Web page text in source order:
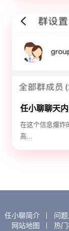
任小聊聊天
在这个信息爆炸
高...
任小聊简介 问
网站地图
热